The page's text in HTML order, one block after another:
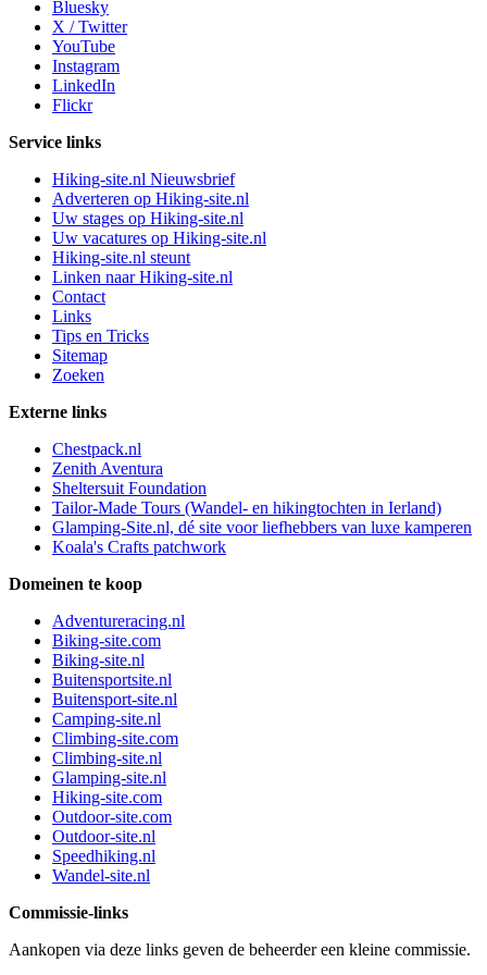
Bluesky
X / Twitter
YouTube
Instagram
LinkedIn
Flickr
Service links
Hiking-site.nl Nieuwsbrief
Adverteren op Hiking-site.nl
Uw stages op Hiking-site.nl
Uw vacatures op Hiking-site.nl
Hiking-site.nl steunt
Linken naar Hiking-site.nl
Contact
Links
Tips en Tricks
Sitemap
Zoeken
Externe links
Chestpack.nl
Zenith Aventura
Sheltersuit Foundation
Tailor-Made Tours (Wandel- en hikingtochten in Ierland)
Glamping-Site.nl, dé site voor liefhebbers van luxe kamperen
Koala's Crafts patchwork
Domeinen te koop
Adventureracing.nl
Biking-site.com
Biking-site.nl
Buitensportsite.nl
Buitensport-site.nl
Camping-site.nl
Climbing-site.com
Climbing-site.nl
Glamping-site.nl
Hiking-site.com
Outdoor-site.com
Outdoor-site.nl
Speedhiking.nl
Wandel-site.nl
Commissie-links
Aankopen via deze links geven de beheerder een kleine commissie.